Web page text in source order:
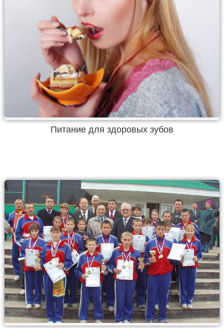
Питание для здоровых зубов